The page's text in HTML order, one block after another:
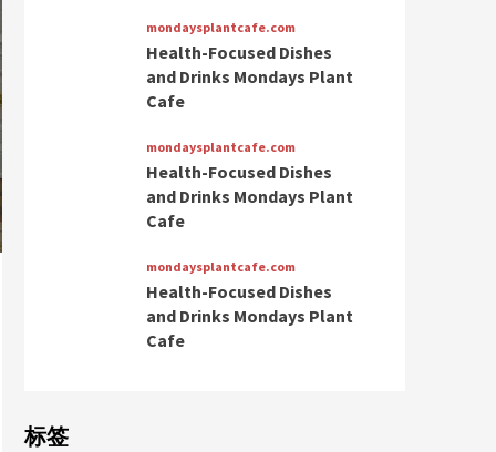
mondaysplantcafe.com
Health-Focused Dishes
and Drinks Mondays Plant
Cafe
mondaysplantcafe.com
Health-Focused Dishes
and Drinks Mondays Plant
Cafe
mondaysplantcafe.com
Health-Focused Dishes
and Drinks Mondays Plant
Cafe
标签